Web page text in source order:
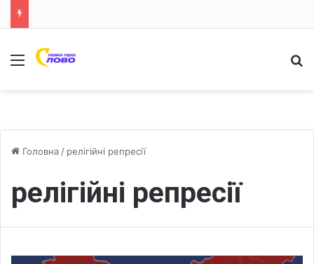
Меню
Головна / релігійні репресії
релігійні репресії